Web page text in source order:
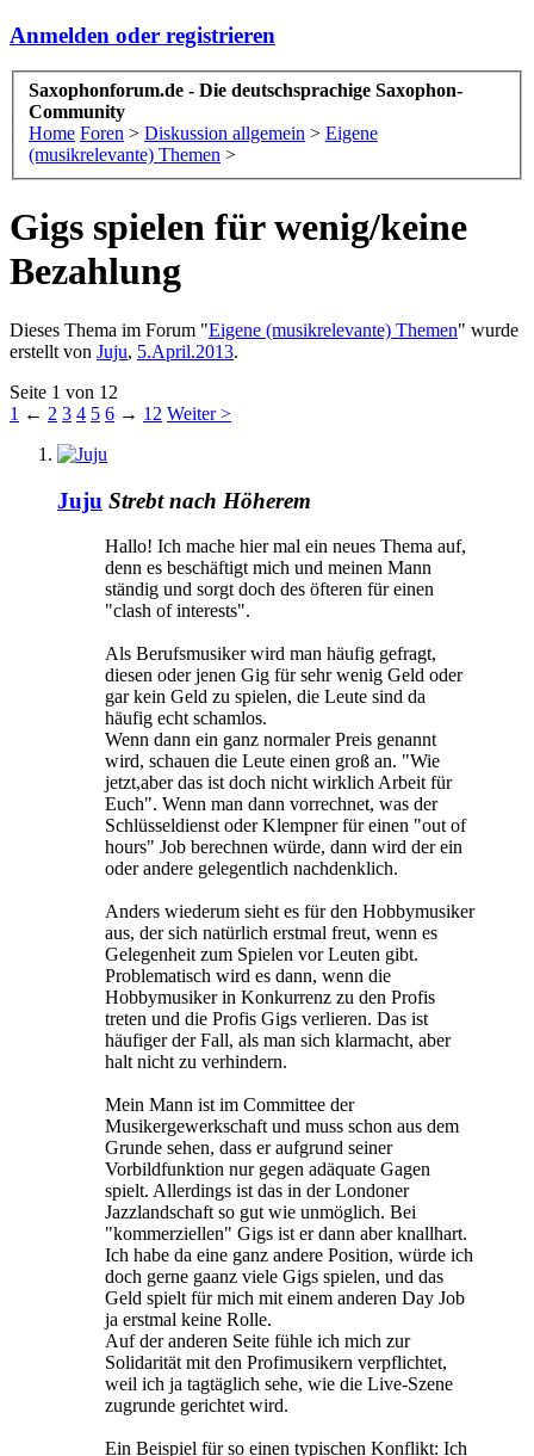
Anmelden oder registrieren
Saxophonforum.de - Die deutschsprachige Saxophon-
Community
Home Foren > Diskussion allgemein > Eigene
(musikrelevante) Themen >
Gigs spielen für wenig/keine
Bezahlung
Dieses Thema im Forum "Eigene (musikrelevante) Themen" wurde
erstellt von Juju, 5.April.2013.
Seite 1 von 12
1 ← 2 3 4 5 6 → 12 Weiter >
Juju Strebt nach Höherem
Hallo! Ich mache hier mal ein neues Thema auf,
denn es beschäftigt mich und meinen Mann
ständig und sorgt doch des öfteren für einen
"clash of interests".
Als Berufsmusiker wird man häufig gefragt,
diesen oder jenen Gig für sehr wenig Geld oder
gar kein Geld zu spielen, die Leute sind da
häufig echt schamlos.
Wenn dann ein ganz normaler Preis genannt
wird, schauen die Leute einen groß an. "Wie
jetzt,aber das ist doch nicht wirklich Arbeit für
Euch". Wenn man dann vorrechnet, was der
Schlüsseldienst oder Klempner für einen "out of
hours" Job berechnen würde, dann wird der ein
oder andere gelegentlich nachdenklich.
Anders wiederum sieht es für den Hobbymusiker
aus, der sich natürlich erstmal freut, wenn es
Gelegenheit zum Spielen vor Leuten gibt.
Problematisch wird es dann, wenn die
Hobbymusiker in Konkurrenz zu den Profis
treten und die Profis Gigs verlieren. Das ist
häufiger der Fall, als man sich klarmacht, aber
halt nicht zu verhindern.
Mein Mann ist im Committee der
Musikergewerkschaft und muss schon aus dem
Grunde sehen, dass er aufgrund seiner
Vorbildfunktion nur gegen adäquate Gagen
spielt. Allerdings ist das in der Londoner
Jazzlandschaft so gut wie unmöglich. Bei
"kommerziellen" Gigs ist er dann aber knallhart.
Ich habe da eine ganz andere Position, würde ich
doch gerne gaanz viele Gigs spielen, und das
Geld spielt für mich mit einem anderen Day Job
ja erstmal keine Rolle.
Auf der anderen Seite fühle ich mich zur
Solidarität mit den Profimusikern verpflichtet,
weil ich ja tagtäglich sehe, wie die Live-Szene
zugrunde gerichtet wird.
Ein Beispiel für so einen typischen Konflikt: Ich